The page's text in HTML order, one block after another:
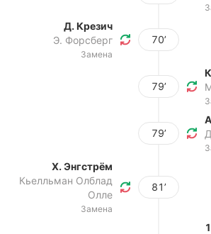
Д. Крезич
Э. Форсберг
Замена
70’
79’
79’
Х. Энгстрём
Кьелльман Олблад
Олле
Замена
81’
1